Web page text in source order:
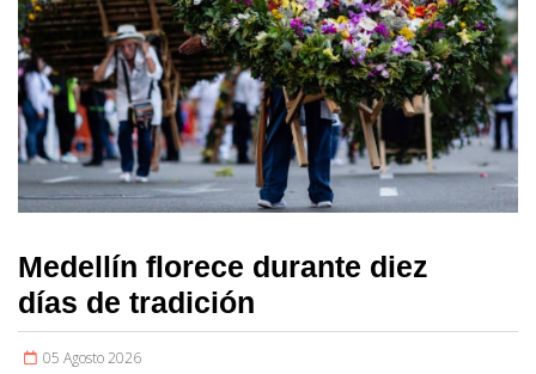
Medellín florece durante diez
días de tradición
05 Agosto 2026